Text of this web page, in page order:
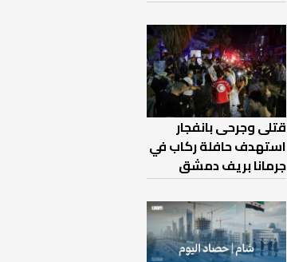
قتلى وجرحى بانفجار
استهدف حافلة ركاب في
جرمانا بريف دمشق